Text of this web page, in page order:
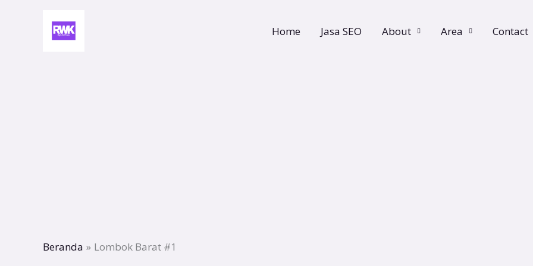
Home Jasa SEO About Area Contact
Beranda Lombok Barat #1